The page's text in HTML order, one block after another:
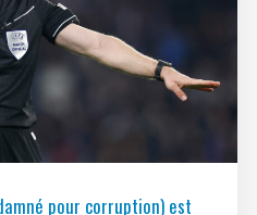
pour corruption) est